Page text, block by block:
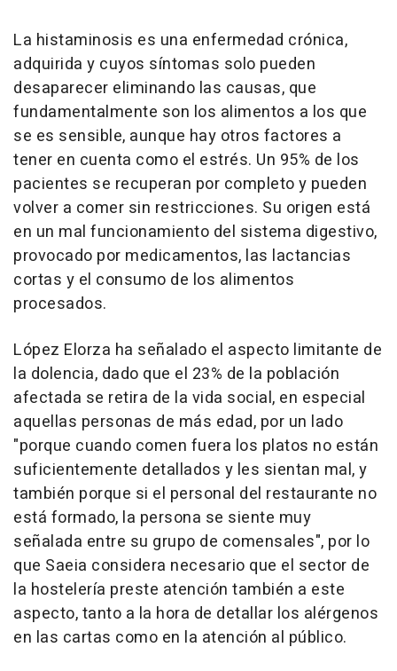
La histaminosis es una enfermedad crónica,
adquirida y cuyos síntomas solo pueden
desaparecer eliminando las causas, que
fundamentalmente son los alimentos a los que
se es sensible, aunque hay otros factores a
tener en cuenta como el estrés. Un 95% de los
pacientes se recuperan por completo y pueden
volver a comer sin restricciones. Su origen está
en un mal funcionamiento del sistema digestivo,
provocado por medicamentos, las lactancias
cortas y el consumo de los alimentos
procesados.
López Elorza ha señalado el aspecto limitante de
la dolencia, dado que el 23% de la población
afectada se retira de la vida social, en especial
aquellas personas de más edad, por un lado
"porque cuando comen fuera los platos no están
suficientemente detallados y les sientan mal, y
también porque si el personal del restaurante no
está formado, la persona se siente muy
señalada entre su grupo de comensales", por lo
que Saeia considera necesario que el sector de
la hostelería preste atención también a este
aspecto, tanto a la hora de detallar los alérgenos
en las cartas como en la atención al público.